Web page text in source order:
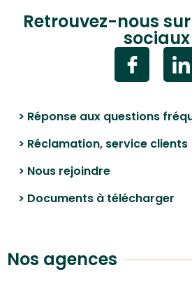
Retrouvez-nous
sociaux
> Réponse aux questions
> Réclamation, service clients
> Nous rejoindre
> Documents à télécharger
Nos agences